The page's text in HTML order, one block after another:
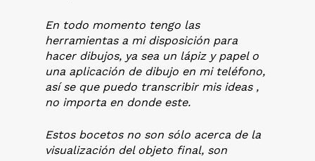
En todo momento tengo las
herramientas a mi disposición para
hacer dibujos, ya sea un lápiz y papel o
una aplicación de dibujo en mi teléfono,
así se que puedo transcribir mis ideas ,
no importa en donde este.
Estos bocetos no son sólo acerca de la
visualización del objeto final, son